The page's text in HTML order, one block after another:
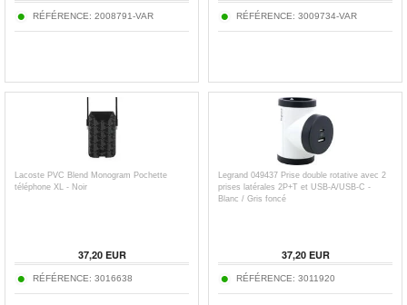
RÉFÉRENCE: 2008791-VAR RÉFÉRENCE: 3009734-VAR
Lacoste PVC Blend Monogram Pochette
téléphone XL - Noir
37,20EUR
RÉFÉRENCE: 3016638
Legrand 049437 Prise double rotative avec 2
prises latérales 2P+T et USB-A/USB-C -
Blanc / Gris foncé
37,20EUR
RÉFÉRENCE: 3011920